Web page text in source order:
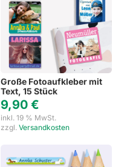
Große Fotoaufkleber mit
Text, 15 Stück
9,90 €
inkl. 19 % MwSt.
zzgl. Versandkosten